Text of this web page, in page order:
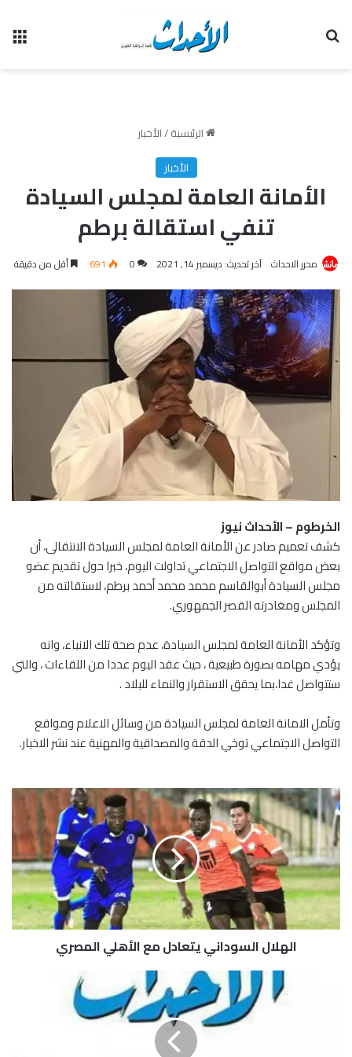
الرئيسية/الأخبار
الأخبار
الأمانة العامة لمجلس السيادة
تنفي استقالة برطم
محرر الاحداث آخر تحديث: ديسمبر 14, 2021 0
691 أقل من دقيقة
الخرطوم – الأحداث نيوز
كشف تعميم صادر عن الأمانة العامة لمجلس السيادة الانتقالى، أن
بعض مواقع التواصل الاجتماعي تداولت اليوم، خبرا حول تقديم عضو
مجلس السيادة أبوالقاسم محمد محمد أحمد برطم، لاستقالته من
المجلس ومغادرته القصر الجمهوري.
وتؤكد الأمانة العامة لمجلس السيادة، عدم صحة تلك الانباء، وانه
يؤدي مهامه بصورة طبيعية ، حيث عقد اليوم عددا من اللقاءات ، والتي
ستتواصل غدا،بما يحقق الاستقرار والنماء للبلاد .
وتأمل الامانة العامة لمجلس السيادة من وسائل الاعلام ومواقع
التواصل الاجتماعي توخي الدقة والمصداقية والمهنية عند نشر الاخبار.
ا
ل
ه
ل
ا
ل
ا
س
الهلال السوداني يتعادل مع الأهلي المصري